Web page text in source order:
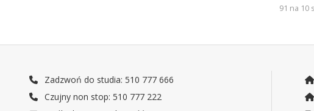
91 na 10
Zadzwoń do studia: 510 777 666
Czujny non stop: 510 777 222